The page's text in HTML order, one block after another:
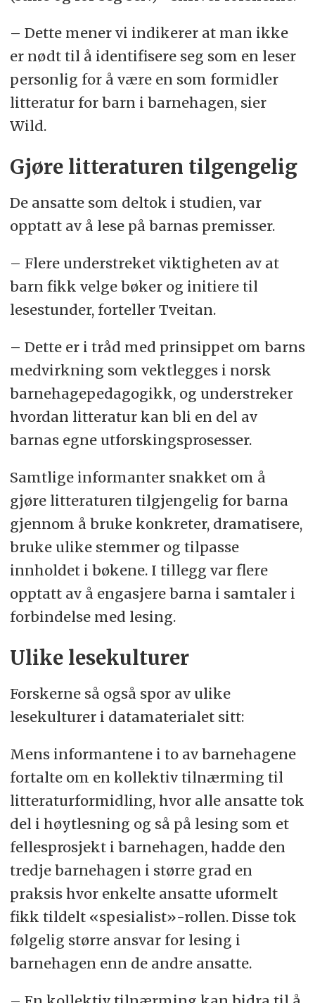
– Dette mener vi indikerer at man ikke
er nødt til å identifisere seg som en leser
personlig for å være en som formidler
litteratur for barn i barnehagen, sier
Wild.
Gjøre litteraturen tilgengelig
De ansatte som deltok i studien, var
opptatt av å lese på barnas premisser.
– Flere understreket viktigheten av at
barn fikk velge bøker og initiere til
lesestunder, forteller Tveitan.
– Dette er i tråd med prinsippet om barns
medvirkning som vektlegges i norsk
barnehagepedagogikk, og understreker
hvordan litteratur kan bli en del av
barnas egne utforskingsprosesser.
Samtlige informanter snakket om å
gjøre litteraturen tilgjengelig for barna
gjennom å bruke konkreter, dramatisere,
bruke ulike stemmer og tilpasse
innholdet i bøkene. I tillegg var flere
opptatt av å engasjere barna i samtaler i
forbindelse med lesing.
Ulike lesekulturer
Forskerne så også spor av ulike
lesekulturer i datamaterialet sitt:
Mens informantene i to av barnehagene
fortalte om en kollektiv tilnærming til
litteraturformidling, hvor alle ansatte tok
del i høytlesning og så på lesing som et
fellesprosjekt i barnehagen, hadde den
tredje barnehagen i større grad en
praksis hvor enkelte ansatte uformelt
fikk tildelt «spesialist»-rollen. Disse tok
følgelig større ansvar for lesing i
barnehagen enn de andre ansatte.